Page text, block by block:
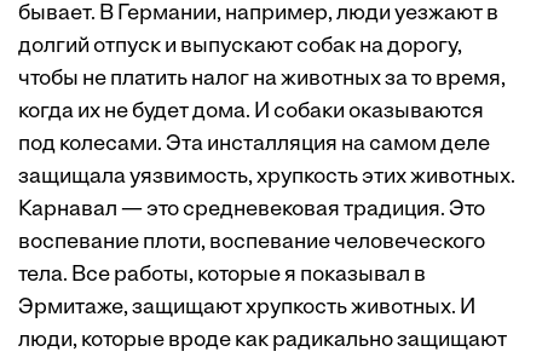
бывает. В Германии, например, люди уезжают в
долгий отпуск и выпускают собак на дорогу,
чтобы не платить налог на животных за то время,
когда их не будет дома. И собаки оказываются
под колесами. Эта инсталляция на самом деле
защищала уязвимость, хрупкость этих животных.
Карнавал — это средневековая традиция. Это
воспевание плоти, воспевание человеческого
тела. Все работы, которые я показывал в
Эрмитаже, защищают хрупкость животных. И
люди, которые вроде как радикально защищают